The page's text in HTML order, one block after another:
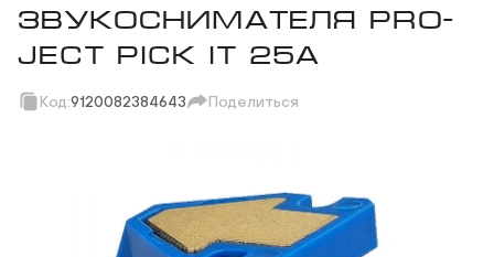
ЗВУКОСНИМАТЕЛЯ PRO-
JECT PICK IT 25A
Код:9120082384643 Поделиться
Макс
ВКонтакте